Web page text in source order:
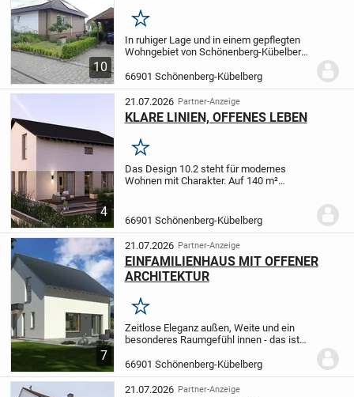
10
Merken
In ruhiger Lage und in einem gepflegten
Wohngebiet von Schönenberg-Kübelberg
modernisierte und freistehende
Bungalow.Erbaut wurde dieser ca. 1980 in
Fachwerksrahmenk...
66901 Schönenberg-Kübelberg
4
21.07.2026 Partner-Anzeige
KLARE LINIEN, OFFENES LEBEN
Merken
Das Design 10.2 steht für modernes
Wohnen mit Charakter. Auf 140 m²
und Essbereich bildet das Herzstück -
hell, großzügig und...
66901 Schönenberg-Kübelberg
7
21.07.2026 Partner-Anzeige
EINFAMILIENHAUS MIT OFFENER
ARCHITEKTUR
Merken
Zeitlose Eleganz außen, Weite und ein
besonderes Raumgefühl innen - das ist
warten hier rund 135 m² auf zwei Ebenen
darauf, bezogen und mit Leben gefüllt
zu...
66901 Schönenberg-Kübelberg
21.07.2026 Partner-Anzeige